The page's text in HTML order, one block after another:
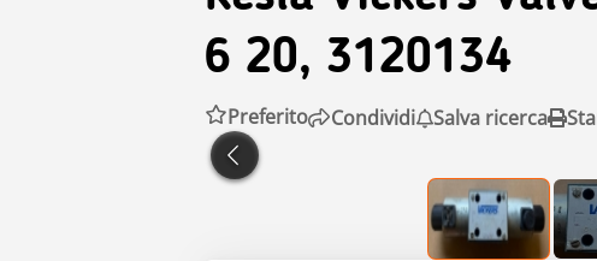
6 20, 3120134
Preferito Condividi Salva ricerca